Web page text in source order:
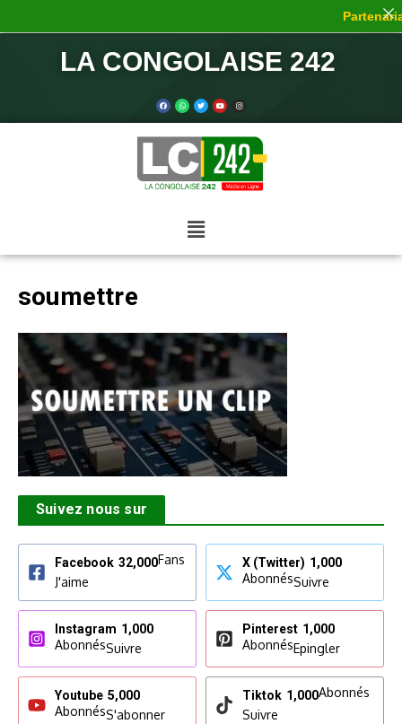
LA CONGOLAISE 242
soumettre
Suivez nous sur
Facebook 32,000Fans
J'aime
X (Twitter) 1,000
AbonnésSuivre
Instagram 1,000
AbonnésSuivre
Pinterest 1,000
AbonnésEpingler
Youtube 5,000
AbonnésS'abonner
Tiktok 1,000Abonnés
Suivre